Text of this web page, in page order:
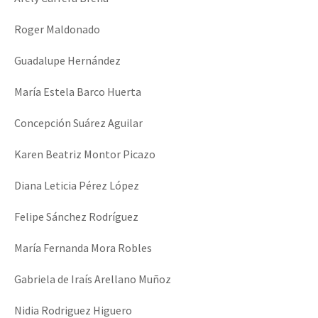
Roger Maldonado
Guadalupe Hernández
María Estela Barco Huerta
Concepción Suárez Aguilar
Karen Beatriz Montor Picazo
Diana Leticia Pérez López
Felipe Sánchez Rodríguez
María Fernanda Mora Robles
Gabriela de Iraís Arellano Muñoz
Nidia Rodriguez Higuero